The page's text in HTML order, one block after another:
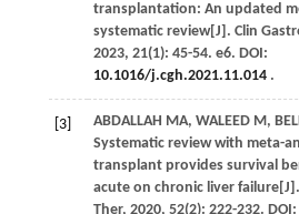
transplantation: An updated
systematic review[J]. Clin
2023, 21(1): 45-54. e6. DOI:
10.1016/j.cgh.2021.11.014.
[3] ABDALLAH MA, WALEED M,
Systematic review with meta-
transplant provides survival
acute on chronic liver failure[J].
Ther, 2020, 52(2): 222-232. DOI: